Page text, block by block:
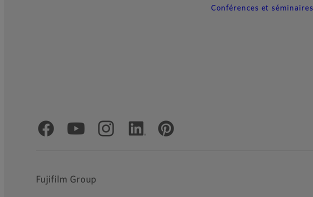
Conférences et séminaires
Comptes officiels réseaux sociaux
Fujifilm Group